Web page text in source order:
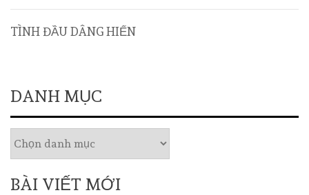
TÌNH ĐẦU DÂNG HIẾN
DANH MỤC
BÀI VIẾT MỚI